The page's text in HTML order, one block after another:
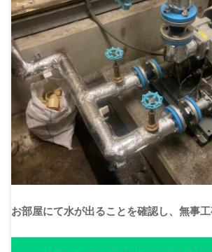
お部屋にて水が出ることを確認し、無事